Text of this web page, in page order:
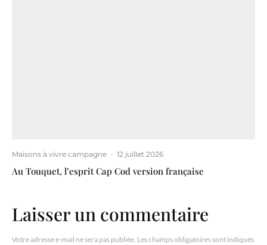
Maisons à vivre campagne · 12 juillet 2026
Au Touquet, l’esprit Cap Cod version française
Laisser un commentaire
Votre adresse e-mail ne sera pas publiée. Les champs obligatoires sont indiqués